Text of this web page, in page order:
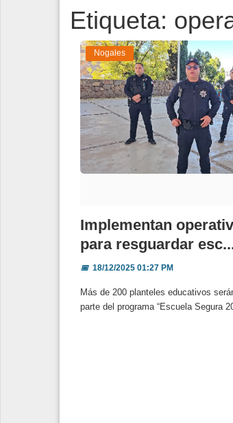
Edición Impresa
Etiqueta:
Nogales
Implementan
para resguardar
📅18/12/2025 01:27 PM
Más de 200 planteles educativos
parte del programa “Escuela Segura